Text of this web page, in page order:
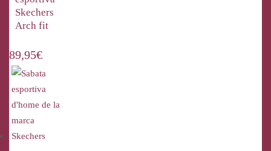
Skechers
Arch fit
89,95€